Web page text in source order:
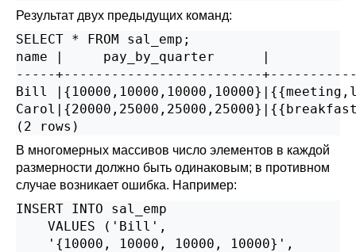
Результат двух предыдущих команд:
SELECT * FROM sal_emp;
name |     pay_by_quarter      |
-----+-------------------------
Bill
(2 rows)
В многомерных массивов число элементов в каждой
размерности должно быть одинаковым; в противном
случае возникает ошибка. Например:
INSERT INTO sal_emp
    VALUES ('Bill',
    '{10000, 10000, 10000, 10000}',